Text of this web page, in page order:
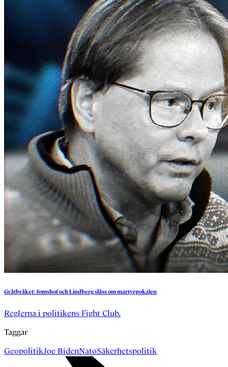
Gråtbråket:JomshofochLindbergslåssommartyrpokalen
Reglerna i politikens Fight Club.
Taggar
GeopolitikJoe BidenNatoSäkerhetspolitik